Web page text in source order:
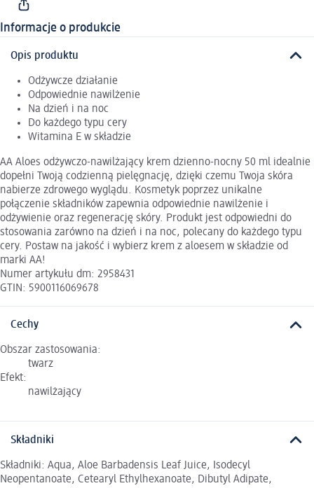
Informacje o produkcie
Opis produktu
Odżywcze działanie
Odpowiednie nawilżenie
Na dzień i na noc
Do każdego typu cery
Witamina E w składzie
AA Aloes odżywczo-nawilżający krem dzienno-nocny 50 ml idealnie
dopełni Twoją codzienną pielęgnację, dzięki czemu Twoja skóra
nabierze zdrowego wyglądu. Kosmetyk poprzez unikalne
połączenie składników zapewnia odpowiednie nawilżenie i
odżywienie oraz regenerację skóry. Produkt jest odpowiedni do
stosowania zarówno na dzień i na noc, polecany do każdego typu
cery. Postaw na jakość i wybierz krem z aloesem w składzie od
marki AA!
Numer artykułu dm: 2958431
GTIN: 5900116069678
Cechy
Obszar zastosowania:
twarz
Efekt:
nawilżający
Składniki
Składniki: Aqua, Aloe Barbadensis Leaf Juice, Isodecyl
Neopentanoate, Cetearyl Ethylhexanoate, Dibutyl Adipate,